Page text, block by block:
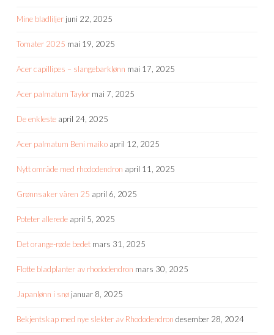
Mine bladliljer juni 22, 2025
Tomater 2025 mai 19, 2025
Acer capillipes – slangebarklønn mai 17, 2025
Acer palmatum Taylor mai 7, 2025
De enkleste april 24, 2025
Acer palmatum Beni maiko april 12, 2025
Nytt område med rhododendron april 11, 2025
Grønnsaker våren 25 april 6, 2025
Poteter allerede april 5, 2025
Det orange-røde bedet mars 31, 2025
Flotte bladplanter av rhododendron mars 30, 2025
Japanlønn i snø januar 8, 2025
Bekjentskap med nye slekter av Rhododendron desember 28, 2024